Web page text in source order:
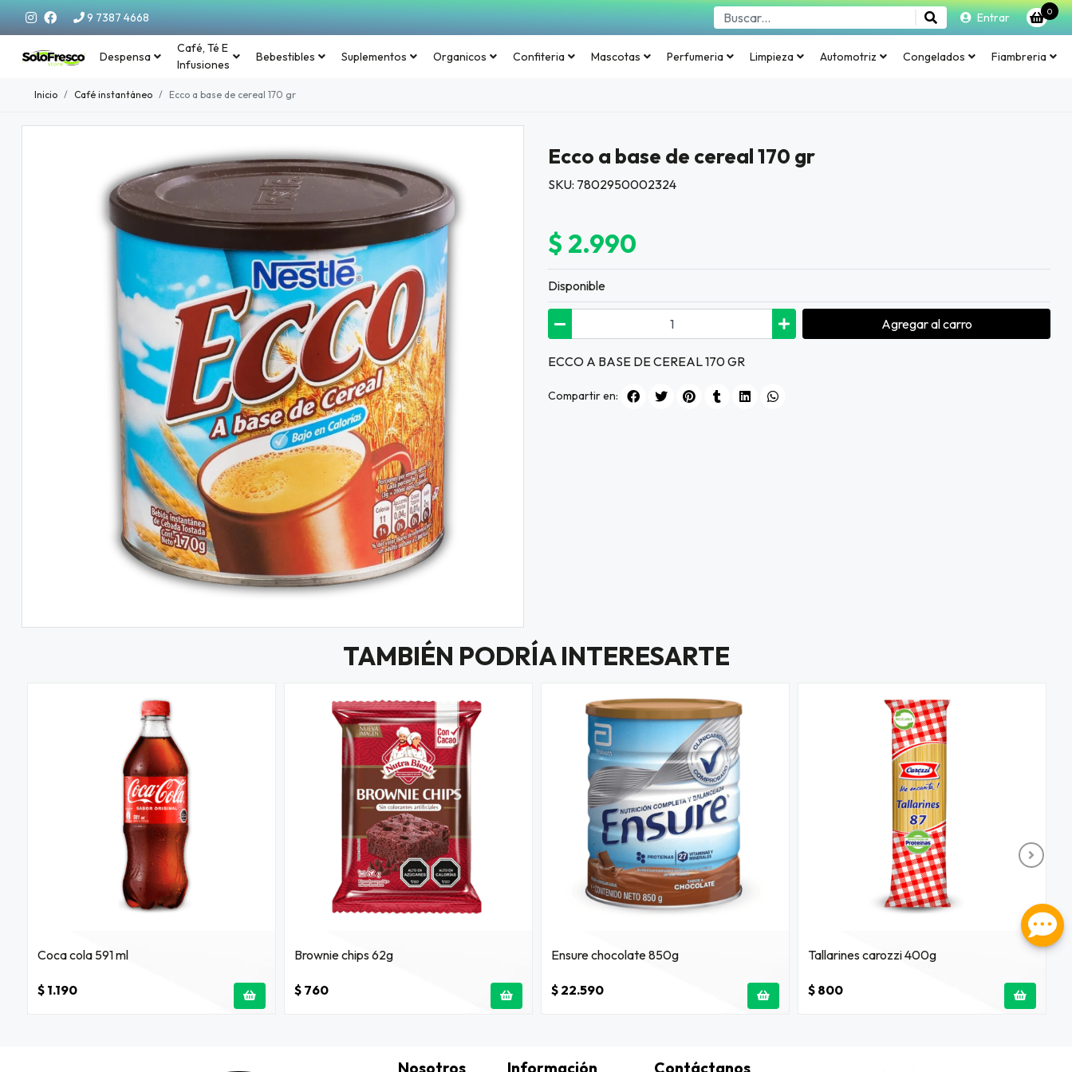
9 7387 4668 Entrar 0
Despensa
Café, Té E
Infusiones
Bebestibles Suplementos Organicos Confiteria Mascotas Perfumeria Limpieza Automotriz Congelados Fiambreria
Inicio Café instantáneo Ecco a base de cereal 170 gr
Ecco a base de cereal 170 gr
SKU: 7802950002324
$ 2.990
Disponible
Agregaral carro
ECCO A BASE DE CEREAL 170 GR
Compartir en:
TAMBIÉN PODRÍA INTERESARTE
Coca cola 591 ml
$ 1.190
Brownie chips 62g
$ 760
Ensure chocolate 850g
$ 22.590
Tallarines carozzi 400g
$ 800
Nosotros Información Contáctanos